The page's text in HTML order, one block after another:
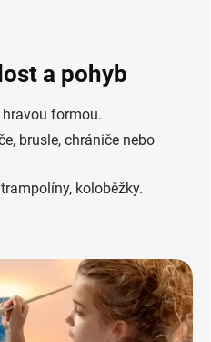
a pohyb
formou.
brusle, chrániče nebo
koloběžky.